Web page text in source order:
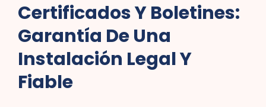
Certificados Y Boletines:
Garantía De Una
Instalación Legal Y
Fiable